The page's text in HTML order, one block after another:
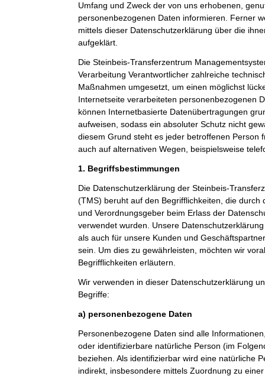
Umfang und Zweck der von uns erhobenen,
personenbezogenen Daten informieren. Ferner
mittels dieser Datenschutzerklärung über die
aufgeklärt.
Die Steinbeis-Transferzentrum
Verarbeitung Verantwortlicher zahlreiche
Maßnahmen umgesetzt, um einen möglichst
Internetseite verarbeiteten personenbezogenen
können Internetbasierte Datenübertragungen
aufweisen, sodass ein absoluter Schutz nicht
diesem Grund steht es jeder betroffenen Person
auch auf alternativen Wegen, beispielsweise
1. Begriffsbestimmungen
Die Datenschutzerklärung der Steinbeis-
(TMS) beruht auf den Begrifflichkeiten, die durch
und Verordnungsgeber beim Erlass der
verwendet wurden. Unsere
als auch für unsere Kunden und
sein. Um dies zu gewährleisten, möchten wir
Begrifflichkeiten erläutern.
Wir verwenden in dieser Datenschutzerklärung
Begriffe:
a) personenbezogene Daten
Personenbezogene Daten sind alle
oder identifizierbare natürliche Person (im
beziehen. Als identifizierbar wird eine natürliche
indirekt, insbesondere mittels Zuordnung zu